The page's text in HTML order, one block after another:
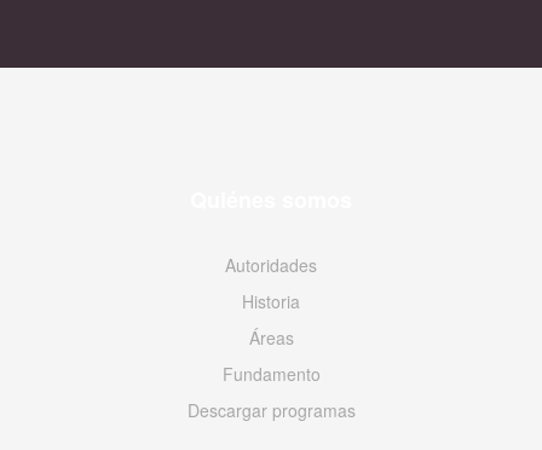
Autoridades
Historia
Áreas
Fundamento
Descargar programas